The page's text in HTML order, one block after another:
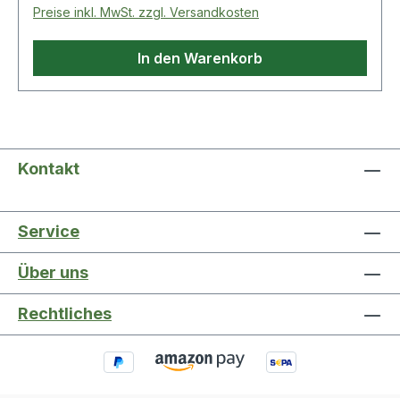
Preise inkl. MwSt. zzgl. Versandkosten
In den Warenkorb
Kontakt
Service
Über uns
Rechtliches